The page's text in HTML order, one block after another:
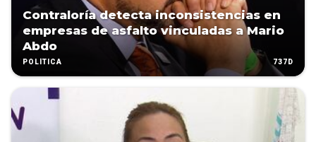
Contraloría detecta inconsistencias en
empresas de asfalto vinculadas a Mario
Abdo
POLÍTICA 737D